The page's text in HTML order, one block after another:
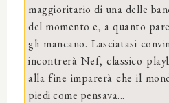
maggioritario di una delle
del momento e, a quanto
gli mancano. Lasciatasi
incontrerà Nef, classico
alla fine imparerà che il
piedi come pensava...